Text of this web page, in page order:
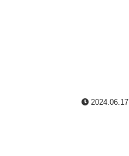
2024.06.17